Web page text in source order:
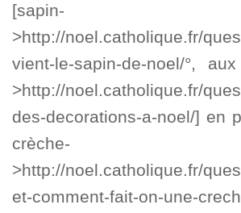
[sapin-
>http://noel.catholique.fr/
vient-le-sapin-de-noel/°,
>http://noel.catholique.fr/
des-decorations-a-noel/] en
crèche-
>http://noel.catholique.fr/
et-comment-fait-on-une-